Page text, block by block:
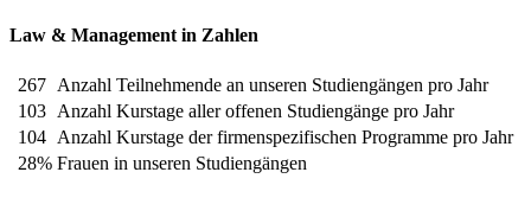
Law & Management in Zahlen
267 Anzahl Teilnehmende an unseren Studiengängen pro Jahr
103 Anzahl Kurstage aller offenen Studiengänge pro Jahr
104 Anzahl Kurstage der firmenspezifischen Programme pro Jahr
28% Frauen in unseren Studiengängen